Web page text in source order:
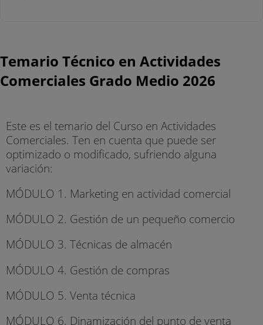
Temario Técnico en Actividades
Comerciales Grado Medio 2026
Este es el temario del Curso en Actividades
Comerciales. Ten en cuenta que puede ser
optimizado o modificado, sufriendo alguna
variación:
MÓDULO 1. Marketing en actividad comercial
MÓDULO 2. Gestión de un pequeño comercio
MÓDULO 3. Técnicas de almacén
MÓDULO 4. Gestión de compras
MÓDULO 5. Venta técnica
MÓDULO 6. Dinamización del punto de venta